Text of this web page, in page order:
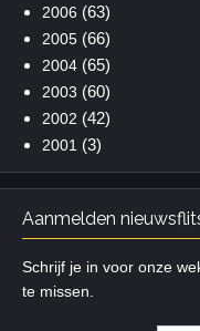
2006 (63)
2005(66)
2004(65)
2003 (60)
2002 (42)
2001 (3)
Aanmelden
Schrijf je in voor onze
te missen.